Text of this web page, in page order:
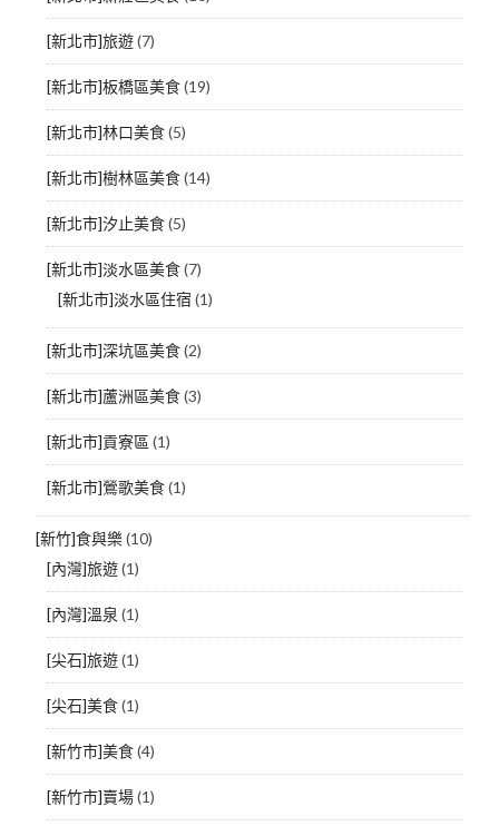
[新北市]旅遊(7)
[新北市]板橋區美食(19)
[新北市]林口美食(5)
[新北市]樹林區美食(14)
[新北市]汐止美食(5)
[新北市]淡水區美食(7)
[新北市]淡水區住宿 (1)
[新北市]深坑區美食(2)
[新北市]蘆洲區美食(3)
[新北市]貢寮區 (1)
[新北市]鶯歌美食(1)
[新竹]食與樂(10)
[內灣]旅遊(1)
[內灣]溫泉 (1)
[尖石]旅遊(1)
[尖石]美食(1)
[新竹市]美食(4)
[新竹市]賣場(1)